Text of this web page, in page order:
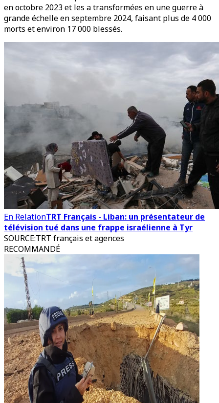
en octobre 2023 et les a transformées en une guerre à
grande échelle en septembre 2024, faisant plus de 4 000
morts et environ 17 000 blessés.​​​​​​​
En RelationTRT Français - Liban: un présentateur de
télévision tué dans une frappe israélienne à Tyr
SOURCE:TRT français et agences
RECOMMANDÉ